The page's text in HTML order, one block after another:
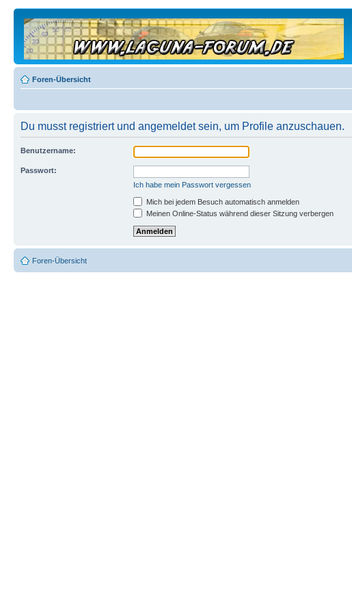
Foren-Übersicht
Du musst registriert und angemeldet sein, um Profile anzuschauen.
Benutzername:
Passwort:
Ich habe mein Passwort vergessen
Mich bei jedem Besuch automatisch anmelden
Meinen Online-Status während dieser Sitzung verbergen
Foren-Übersicht